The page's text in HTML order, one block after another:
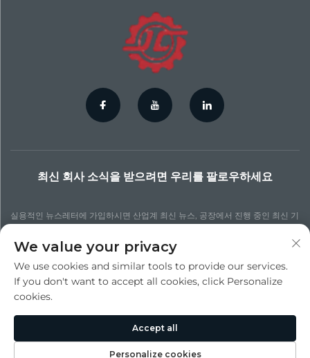
최신 회사 소식을 받으려면 우리를 팔로우하세요
실용적인 뉴스레터에 가입하시면 산업계 최신 뉴스, 공장에서 진행 중인 최신 기
구독하기
저작권 © 수주 진청 정밀 다이 캐스팅 주식회사. 모든 권리 보유 -
We value your privacy
We use cookies and similar tools to provide our services.
If you don't want to accept all cookies, click Personalize
cookies.
Personalize cookies
Accept all